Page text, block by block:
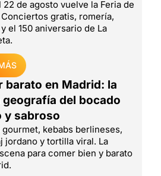
22 de agosto vuelve la Feria de
Conciertos gratis, romería,
el 150 aniversario de La
barato en Madrid: la
geografía del bocado
y sabroso
gourmet, kebabs berlineses,
jordano y tortilla viral. La
para comer bien y barato